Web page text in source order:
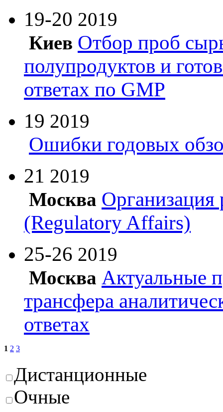
19-20 2019
Киев Отбор проб
полупродуктов и
ответах по GMP
19 2019
Ошибки годовых
21 2019
Москва Организация
(Regulatory Affairs)
25-26 2019
Москва Актуальные
трансфера
ответах
1 2 3
Дистанционные
Очные